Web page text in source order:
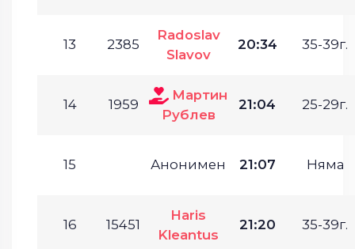
13 2385
Radoslav
Slavov
20:34 35-39г.
14 1959
Мартин
Рублев
21:04 25-29г.
15 Анонимен 21:07 Няма
16 15451
Haris
Kleantus
21:20 35-39г.